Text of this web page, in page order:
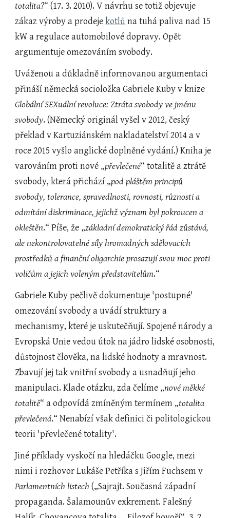
totalita?“ (17. 3. 2010). V návrhu se totiž objevuje
zákaz výroby a prodeje kotlů na tuhá paliva nad 15
kW a regulace automobilové dopravy. Opět
argumentuje omezováním svobody.
Uváženou a důkladně informovanou argumentaci
Globální SEXuální revoluce: Ztráta svobody ve jménu
svobody. (Německý originál vyšel v 2012, český
překlad v Kartuziánském nakladatelství 2014 a v
roce 2015 vyšlo anglické doplněné vydání.) Kniha je
varováním proti nové „převlečené“ totalitě a ztrátě
svobody, která přichází „pod pláštěm principů
svobody, tolerance, spravedlnosti, rovnosti, různosti a
odmítání diskriminace, jejichž význam byl pokroucen a
okleštěn.“ Píše, že „základní demokratický řád zůstává,
ale nekontrolovatelné síly hromadných sdělovacích
prostředků a finanční oligarchie prosazují svou moc proti
voličům a jejich voleným představitelům.“
Gabriele Kuby pečlivě dokumentuje 'postupné'
omezování svobody a uvádí struktury a
mechanismy, které je uskutečňují. Spojené národy a
Evropská Unie vedou útok na jádro lidské osobnosti,
důstojnost člověka, na lidské hodnoty a mravnost.
Zbavují jej tak vnitřní svobody a usnadňují jeho
manipulaci. Klade otázku, zda čelíme „nové měkké
totalitě“ a odpovídá zmíněným termínem „totalita
převlečená.“ Nenabízí však definici či politologickou
teorii 'převlečené totality'.
Jiné příklady vyskočí na hledáčku Google, mezi
Parlamentních listech („Sajrajt. Současná západní
propaganda. Šalamounův exkrement. Falešný